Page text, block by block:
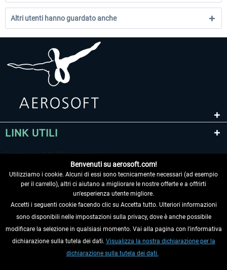
Altri utenti hanno guardato anche
LINK UTILI
RECEDERE DAL CONTRATTO
INFORMAZIONI
Benvenuti su aerosoft.com!
Utilizziamo i cookie. Alcuni di essi sono tecnicamente necessari (ad esempio
per il carrello), altri ci aiutano a migliorare le nostre offerte e a offrirti
un'esperienza utente migliore.
Accetti i seguenti cookie facendo clic su Accetta tutto. Ulteriori informazioni
sono disponibili nelle impostazioni sulla privacy, dove è anche possibile
modificare la selezione in qualsiasi momento. Vai alla pagina con l'informativa
dichiarazione sulla tutela dei dati. Visualizza la nostra dichiarazione per la
dichiarazione sulla tutela dei dati.